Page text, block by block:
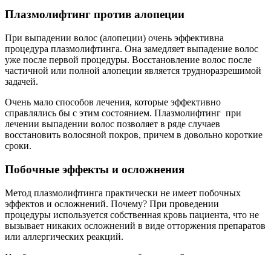
Плазмолифтинг против алопеции
При выпадении волос (алопеции) очень эффективна
процедура плазмолифтинга. Она замедляет выпадение волос
уже после первой процедуры. Восстановление волос после
частичной или полной алопеции является трудноразрешимой
задачей.
Очень мало способов лечения, которые эффективно
справлялись бы с этим состоянием. Плазмолифтинг при
лечении выпадении волос позволяет в ряде случаев
восстановить волосяной покров, причем в довольно короткие
сроки.
Побочные эффекты и осложнения
Метод плазмолифтинга практически не имеет побочных
эффектов и осложнений. Почему? При проведении
процедуры используется собственная кровь пациента, что не
вызывает никаких осложнений в виде отторжения препаратов
или аллергических реакций.